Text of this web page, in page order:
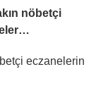
nöbetçi
eczanelerin